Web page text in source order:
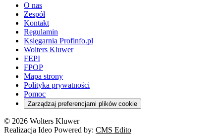
O nas
Zespół
Kontakt
Regulamin
Księgarnia Profinfo.pl
Wolters Kluwer
FEPI
FPOP
Mapa strony
Polityka prywatności
Pomoc
Zarządzaj preferencjami plików cookie
© 2026 Wolters Kluwer
Realizacja Ideo Powered by: CMS Edito